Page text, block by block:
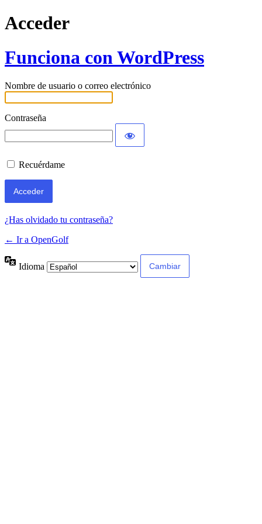
Acceder
Funciona con WordPress
Nombre de usuario o correo electrónico
Contraseña
Recuérdame
¿Has olvidado tu contraseña?
← Ir a OpenGolf
Idioma